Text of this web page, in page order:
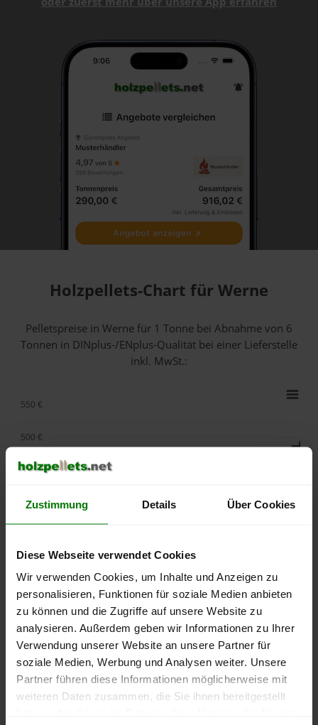
Zustimmung Details Über Cookies
Diese Webseite verwendet Cookies
Wir verwenden Cookies, um Inhalte und Anzeigen zu
personalisieren, Funktionen für soziale Medien anbieten
zu können und die Zugriffe auf unsere Website zu
analysieren. Außerdem geben wir Informationen zu Ihrer
Verwendung unserer Website an unsere Partner für
soziale Medien, Werbung und Analysen weiter. Unsere
Partner führen diese Informationen möglicherweise mit
weiteren Daten zusammen, die Sie ihnen bereitgestellt
Holzpellets-Chart für Werne
Pelletspreise in Werne für 1 Tonne bei Abnahmevon 6
Tonnen in DINplus-/ENplus-Qualität bei einer Lieferstelle
inkl. MwSt.:
lose Ware Sackware
September
Januar
Mai
250 €
400 €
450 €
500 €
550 €
Die aktuelle Preisentwicklung für Holzpellets in Deutschland
können Sie jederzeit auf unsererPelletspreise-Seite
nachvollziehen.